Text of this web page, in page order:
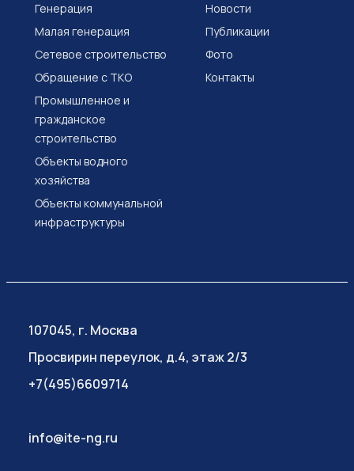
Генерация
Малая генерация
Сетевое строительство
Обращение с ТКО
Промышленное и
гражданское
строительство
Объекты водного
хозяйства
Объекты коммунальной
инфраструктуры
Новости
Публикации
Фото
Контакты
107045, г. Москва
Просвирин переулок, д.4, этаж 2/3
+7(495)6609714
info@ite-ng.ru